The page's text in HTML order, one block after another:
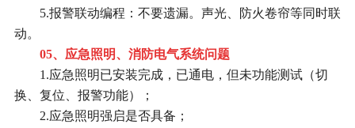
5.报警联动编程：不要遗漏。声光、防火卷帘等同时联
动。
05、应急照明、消防电气系统问题
1.应急照明已安装完成，已通电，但未功能测试（切
换、复位、报警功能）；
2.应急照明强启是否具备；